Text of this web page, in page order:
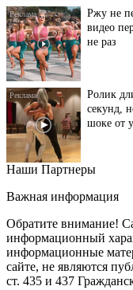
Ржу не
видео
не раз
Ролик
секунд,
шоке от
семейке
Ролик
будете
Наши Партнеры
Важная информация
Обратите внимание!
информационный
информационные
сайте, не являются
ст. 435 и 437